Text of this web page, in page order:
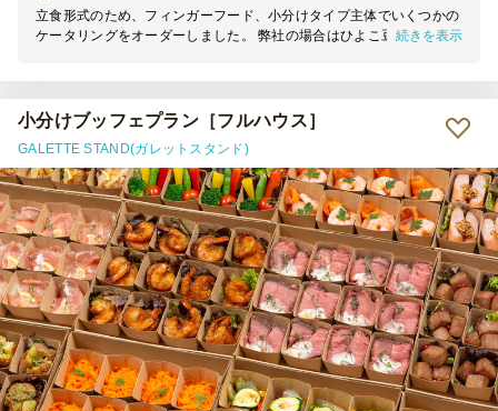
立食形式のため、フィンガーフード、小分けタイプ主体でいくつかの
ケータリングをオーダーしました。 弊社の場合はひよこ豆フムス風
がボリュームと華やかさがあり、 実物は少し控えめだった印象で
す。 何品かいただきましたが味付け自体は良かったと思います。 小
分けに際して、使い捨てトングがついているお店もあるのですが、こ
ちらは付属がなく、手で取り分ける形になったため、その点は予約時
点ですり合わせができれば使い捨てトングを調達するなり対応ができ
たかなと思います。 ボックス内にきっちり小分け容器が詰まってい
るので手で器を取る際に周囲の食べ物に手が触れそうかなという点が
気になりました。 千切りの野菜が使われていたり、一口でパッと口
に入れる、というのは難しいメニューが多く、ピンチョスタイプのメ
ニューが増えるとありがたいなと感じます。
続きを表示
小分けブッフェプラン［フルハウス］
GALETTE STAND(ガレットスタンド)